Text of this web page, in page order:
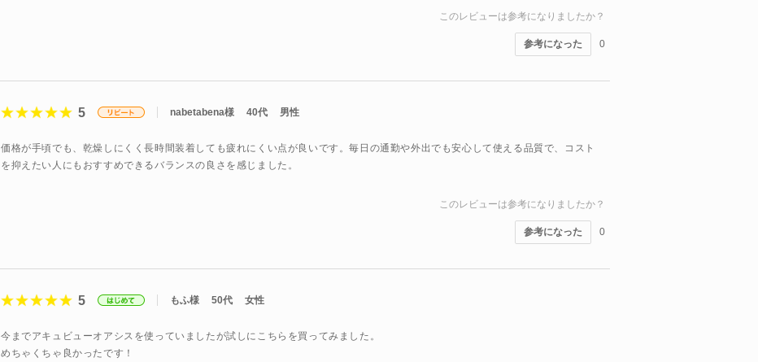
このレビューは参考になりましたか？
参考になった 0
5 nabetabena様 40代 男性
価格が手頃でも、乾燥しにくく長時間装着しても疲れにくい点が良いです。毎日の通勤や外出でも安心して使える品質で、コスト
を抑えたい人にもおすすめできるバランスの良さを感じました。
このレビューは参考になりましたか？
参考になった 0
5 もふ様 50代 女性
今までアキュビューオアシスを使っていましたが試しにこちらを買ってみました。
めちゃくちゃ良かったです！